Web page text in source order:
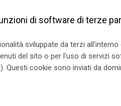
di software di terze
sviluppate da terzi
del sito o per l'uso di servizi
Questi cookie sono inviati da